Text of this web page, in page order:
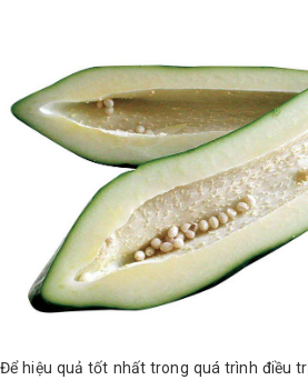
Để hiệu quả tốt nhất trong quá trình điều